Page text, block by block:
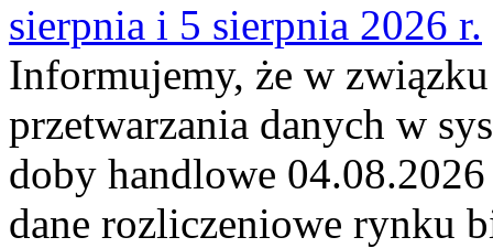
sierpnia i 5 sierpnia 2026 r.
Informujemy, że w
przetwarzania danych w
doby handlowe
dane rozliczeniowe rynku